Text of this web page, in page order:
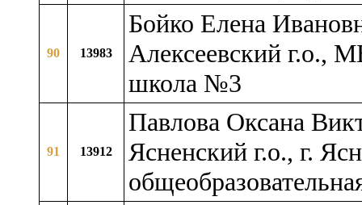
90 13983
Бойко Елена
Алексеевский г.о.,
школа №3
91 13912
Павлова Оксана
Ясненский г.о., г.